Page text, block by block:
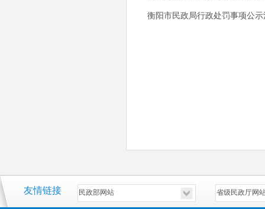
衡阳市民政局行政处罚事项公示
友情链接